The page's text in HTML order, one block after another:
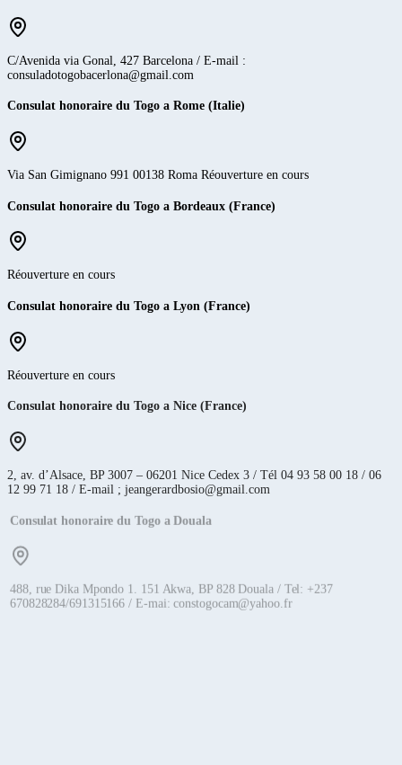
C/Avenida via Gonal, 427 Barcelona / E-mail :
consuladotogobacerlona@gmail.com
Consulat honoraire du Togo a Rome (Italie)
Via San Gimignano 991 00138 Roma Réouverture en cours
Consulat honoraire du Togo a Bordeaux (France)
Réouverture en cours
Consulat honoraire du Togo a Lyon (France)
Réouverture en cours
Consulat honoraire du Togo a Nice (France)
2, av. d’Alsace, BP 3007 – 06201 Nice Cedex 3 / Tél 04 93 58 00 18 / 06
12 99 71 18 / E-mail ; jeangerardbosio@gmail.com
Consulat honoraire du Togo a Douala
488, rue Dika Mpondo 1. 151 Akwa, BP 828 Douala / Tel: +237
670828284/691315166 / E-mai: constogocam@yahoo.fr